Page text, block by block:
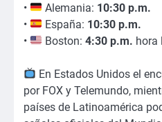
•
Alemania: 10:30 p.m.
•
España: 10:30 p.m.
•
Boston:4:30 p.m. hora
En Estados Unidos el
por FOX y Telemundo,
países de Latinoamérica